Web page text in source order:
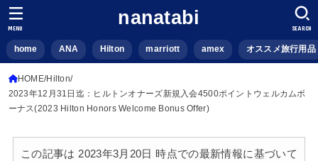
nanatabi
home ANA Hilton marriott amex オススメ旅行用品
SEARCH
MENU
HOME Hilton
2023年12月31日迄：ヒルトンオナーズ新規入会4500ポイントウェルカムボ
ーナス(2023 Hilton Honors Welcome Bonus Offer)
この記事は 2023年3月20日 時点での最新情報に基づいて